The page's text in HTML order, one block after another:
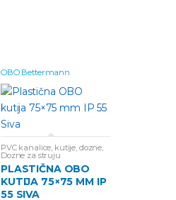
OBO Bettermann
PVC kanalice, kutije, dozne
Dozne za struju
PLASTIČNA OBO
KUTIJA 75×75 MM IP
55 SIVA